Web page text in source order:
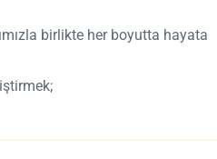
birlikte her boyutta hayata